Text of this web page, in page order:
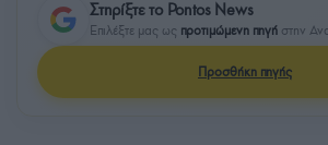
Στηρίξτε το Pontos News
Επιλέξτε μας ως προτιμώμενη πηγή στην
Προσθήκη πηγής